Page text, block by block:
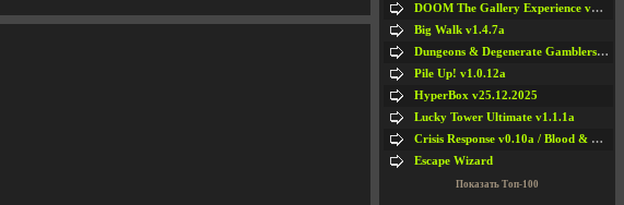
DOOM The Gallery Experience v1.4.2
Big Walk v1.4.7a
Dungeons & Degenerate Gamblers v2.0.2a
Pile Up! v1.0.12a
HyperBox v25.12.2025
Lucky Tower Ultimate v1.1.1a
Crisis Response v0.10a / Blood & Bullet
Escape Wizard
Показать Топ-100